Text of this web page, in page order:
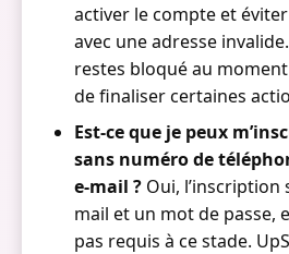
activer le compte et
avec une adresse
restes bloqué au
de finaliser certaines
Est-ce que je peux
sans numéro de
e-mail ? Oui, l’inscription
mail et un mot de passe,
pas requis à ce stade.